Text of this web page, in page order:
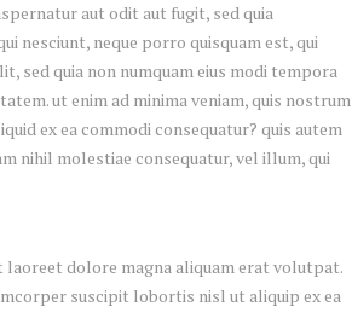
aut odit aut fugit, sed quia
nesciunt, neque porro quisquam est, qui
sed quia non numquam eius modi tempora
ut enim ad minima veniam, quis nostrum
ex ea commodi consequatur? quis autem
nihil molestiae consequatur, vel illum, qui
laoreet dolore magna aliquam erat volutpat.
suscipit lobortis nisl ut aliquip ex ea